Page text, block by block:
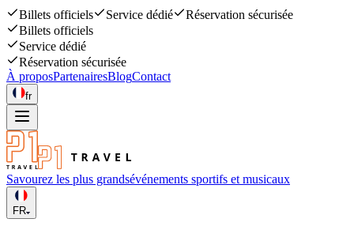
Billets officiels Service dédié
Réservation sécurisée
Billets officiels
Service dédié
Réservation sécurisée
À proposPartenairesBlogContact
fr
Savourez les plus grandsévénements sportifs et musicaux
FR